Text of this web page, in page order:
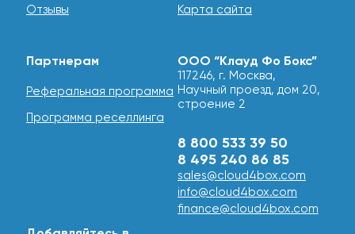
Отзывы
Карта сайта
Партнерам
Реферальная программа
Программа реселлинга
ООО “Клауд Фо Бокс”
117246, г. Москва,
Научный проезд, дом 20,
строение 2
8 800 533 39 50
8 495 240 86 85
sales@cloud4box.com
info@cloud4box.com
finance@cloud4box.com